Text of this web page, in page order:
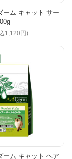
ーム キャット サー
1,120円)
ーム キャット ヘア